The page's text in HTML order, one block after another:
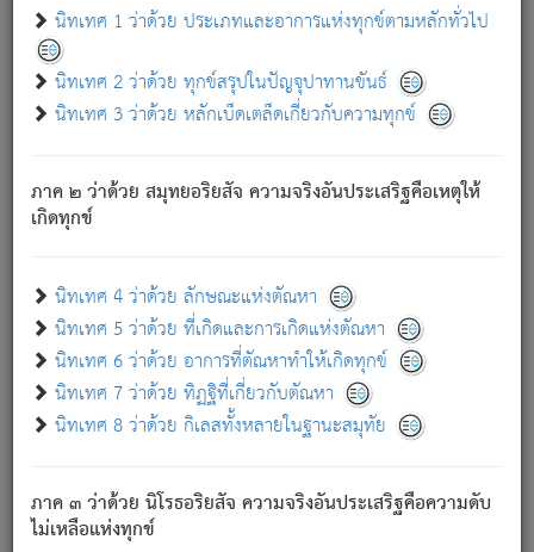
นิทเทศ 1 ว่าด้วย ประเภทและอาการแห่งทุกข์ตามหลักทั่วไป
นิทเทศ 2 ว่าด้วย ทุกข์สรุปในปัญจุปาทานขันธ์
นิทเทศ 3 ว่าด้วย หลักเบ็ดเตล็ดเกี่ยวกับความทุกข์
ภาค ๒ ว่าด้วย สมุทยอริยสัจ ความจริงอันประเสริฐคือเหตุให้
เกิดทุกข์
นิทเทศ 4 ว่าด้วย ลักษณะแห่งตัณหา
นิทเทศ 5 ว่าด้วย ที่เกิดและการเกิดแห่งตัณหา
นิทเทศ 6 ว่าด้วย อาการที่ตัณหาทำให้เกิดทุกข์
นิทเทศ 7 ว่าด้วย ทิฏฐิที่เกี่ยวกับตัณหา
นิทเทศ 8 ว่าด้วย กิเลสทั้งหลายในฐานะสมุทัย
ภาค ๓ ว่าด้วย นิโรธอริยสัจ ความจริงอันประเสริฐคือความดับ
ไม่เหลือแห่งทุกข์
เพราะความสิ้นไปแห่งอุปาทานทั้งปวง ความเกิดขึ้นแห่ง
ทุกข์จึงไม่มี.
ท่านจงดูโลกนี้เถิด (จะเห็นว่า) สัตว์ทั้งหลายอันอวิชาหนา
แน่นบังหนาแล้ว; และว่า สัตว์ผู้ยินดีในภพอันเป็นแล้วนั้น ย่อม
อันเป็นไปในที่หรือเวลาทั้งปวง[3]เพื่อความมีแห่งประโยชน์โดย
ประการทั้งปวง; ภพทั้งหลายทั้งหมดนั้น ไม่เที่ยง เป็นทุกข์ มี
ความแปรปรวนเป็นธรรมดา.
อย่างนี้อยู่; เขาย่อมละภวตัณหาได้ และไม่เพลิดเพลินวิภวตัณหา
ด้วย.
ความดับเพราะความสำรอกไม่เหลือ (แห่งภพทั้งหลาย)
เพราะความสิ้นไปแห่งตัณหาโดยประการทั้งปวง นั้นคือ
นิพพาน.
ภพใหม่ย่อมไม่มีแก่ภิกษุนั้น ผู้ดับเย็นสนิทแล้ว เพราะไม่มี
ภิกษุนั้น เป็นผู้ครอบงำมารได้แล้ว ชนะสงครามแล้ว ก้าวล่วง
ภพทั้งหลายทั้งปวงได้แล้ว เป็นผู้คงที่ (คือไม่เปลี่ยนแปลงอีกต่อ